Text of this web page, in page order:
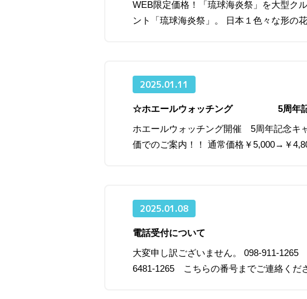
WEB限定価格！「琉球海炎祭」を大型ク
ント「琉球海炎祭」。 日本１色々な形の
2025.01.11
☆ホエールウォッチング 5周年記
ホエールウォッチング開催 5周年記念キ
価でのご案内！！ 通常価格￥5,000→￥
2025.01.08
電話受付について
大変申し訳ございません。 098-911-
6481-1265 こちらの番号までご連絡くだ